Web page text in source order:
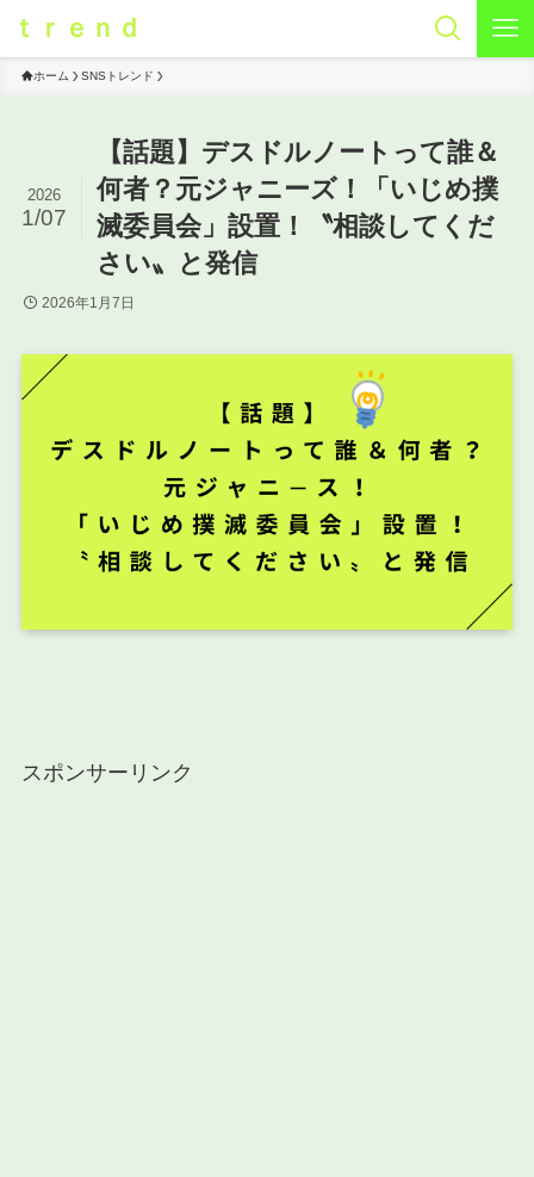
ｔｒｅｎｄ
ホーム SNSトレンド
【話題】デスドルノートって誰＆
何者？元ジャニーズ！「いじめ撲
滅委員会」設置！〝相談してくだ
さい〟と発信
2026
1/07
2026年1月7日
スポンサーリンク